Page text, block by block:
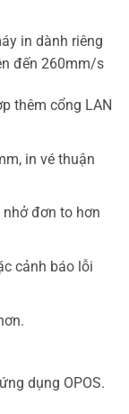
in dành riêng
đến 260mm/s
thêm cổng LAN
in vé thuận
đơn to hơn
cảnh báo lỗi
dụng OPOS.